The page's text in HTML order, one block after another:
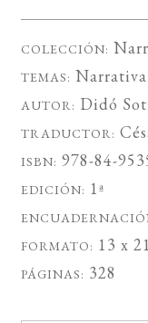
COLECCIÓN:
TEMAS: Narrativa
AUTOR: Didó
TRADUCTOR:
ISBN: 978-84-
EDICIÓN: 1ª
FORMATO: 13 x
PÁGINAS: 328